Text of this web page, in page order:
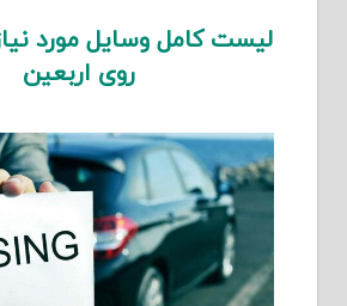
لیست کامل وسایل مورد
روی اربعین